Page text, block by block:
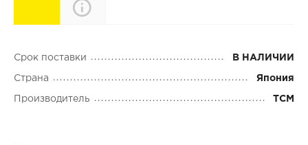
Характеристики
Срок поставки В НАЛИЧИИ
Страна Япония
Производитель TCM